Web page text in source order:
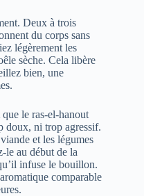
Deux à trois
du corps sans
légèrement les
sèche. Cela libère
bien, une
le ras-el-hanout
ni trop agressif.
et les légumes
le au début de la
infuse le bouillon.
comparable